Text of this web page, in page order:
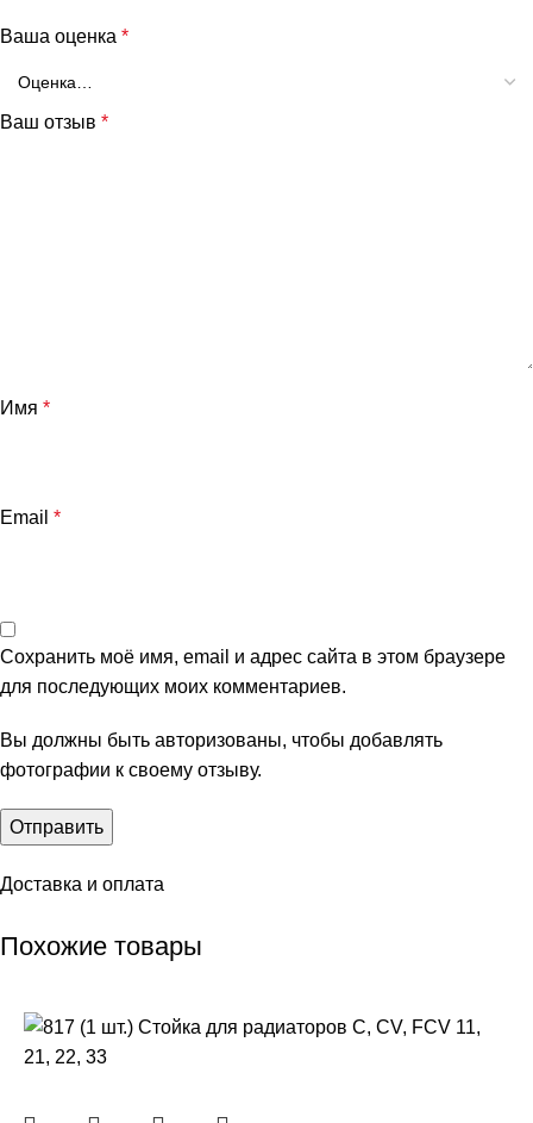
Ваша оценка *
Ваш отзыв *
Имя *
Email *
Сохранить моё имя, email и адрес сайта в этом браузере
для последующих моих комментариев.
Вы должны быть авторизованы, чтобы добавлять
фотографии к своему отзыву.
Доставка и оплата
Похожие товары